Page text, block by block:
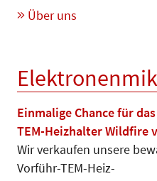
Über uns
Einmalige Chance für
TEM-Heizhalter Wildfire
Wir verkaufen unsere
Vorführ-TEM-Heiz-­­­­